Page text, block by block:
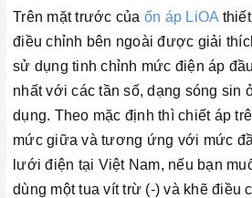
Trên mặt trước của ổn áp LiOA
điều chỉnh bên ngoài được giải
sử dụng tinh chỉnh mức điện áp
nhất với các tần số, dạng sóng sin
dụng. Theo mặc định thì chiết áp
mức giữa và tương ứng với mức
lưới điện tại Việt Nam, nếu bạn
dùng một tua vít trừ (-) và khẽ điều